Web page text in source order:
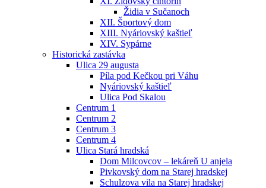
Židia v Sučanoch
XII. Športový dom
XIII. Nyáriovský kaštieľ
XIV. Sypárne
Historická zastávka
Ulica 29 augusta
Píla pod Kečkou pri Váhu
Nyáriovský kaštieľ
Ulica Pod Skalou
Centrum 1
Centrum 2
Centrum 3
Centrum 4
Ulica Stará hradská
Dom Milcovcov – lekáreň U anjela
Pivkovský dom na Starej hradskej
Schulzova vila na Starej hradskej